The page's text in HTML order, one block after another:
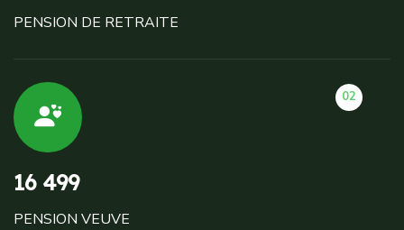
PENSION DE RETRAITE
02
16 499
PENSION VEUVE